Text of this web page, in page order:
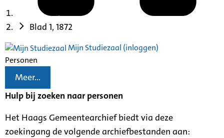
Blad 1, 1872
Mijn Studiezaal (inloggen)
Personen
Meer...
Hulp bij zoeken naar personen
Het Haags Gemeentearchief biedt via deze
zoekingang de volgende archiefbestanden aan: